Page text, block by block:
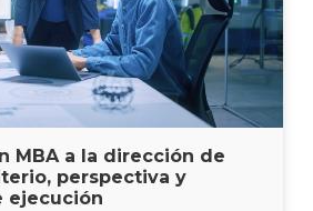
MBA a la dirección de
perspectiva y
ejecución